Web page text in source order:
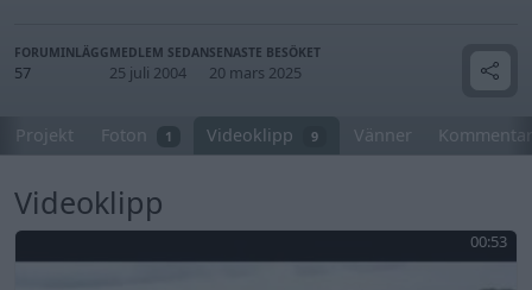
FORUMINLÄGG
57
MEDLEM SEDAN
25 juli 2004
SENASTE BESÖKET
20 mars 2025
Projekt Foton 1 Videoklipp 9 Vänner
Videoklipp
00:53